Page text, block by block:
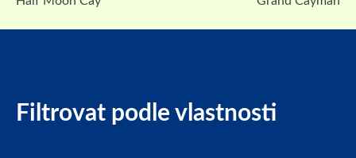
pro
Filtrovat podle vlastnosti